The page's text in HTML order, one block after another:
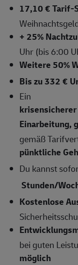
17,10 € Tarif-
+ 25%
Uhr (bis 6:00
Weitere 50%
Bis zu 332 €
Ein
Einarbeitung,
gemäß
pünktliche
Du kannst
Stunden/
Kostenlose
bei guten
möglich